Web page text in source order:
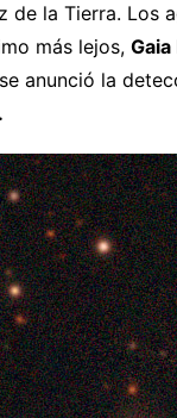
de la Tierra. Los
más lejos,
anunció la